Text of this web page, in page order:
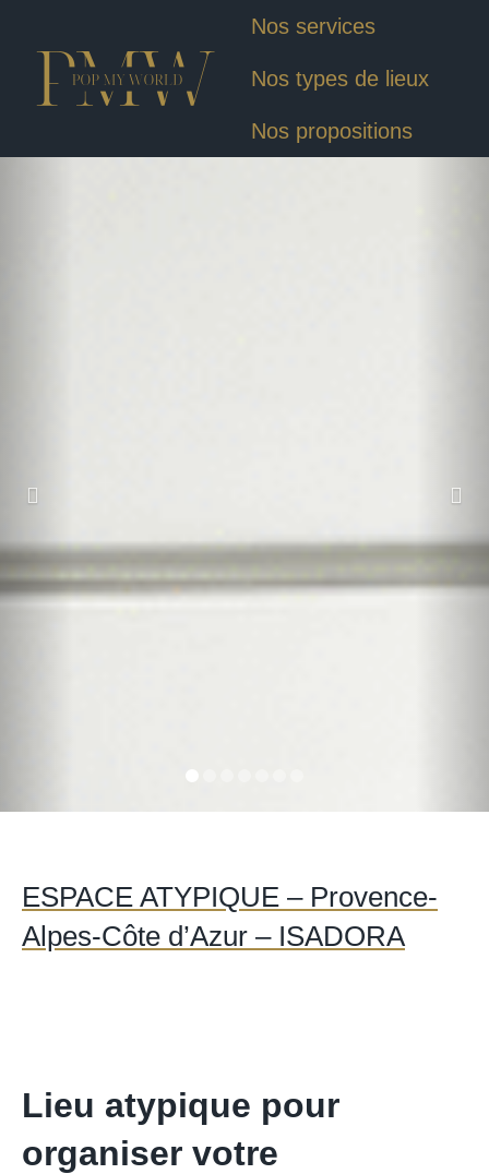
Nos services
Nos types de lieux
Nos propositions
ESPACE ATYPIQUE – Provence-
Alpes-Côte d’Azur – ISADORA
Lieu atypique pour
organiser votre